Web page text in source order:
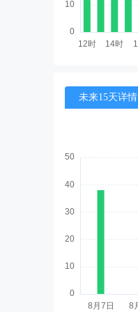
未来15天详情